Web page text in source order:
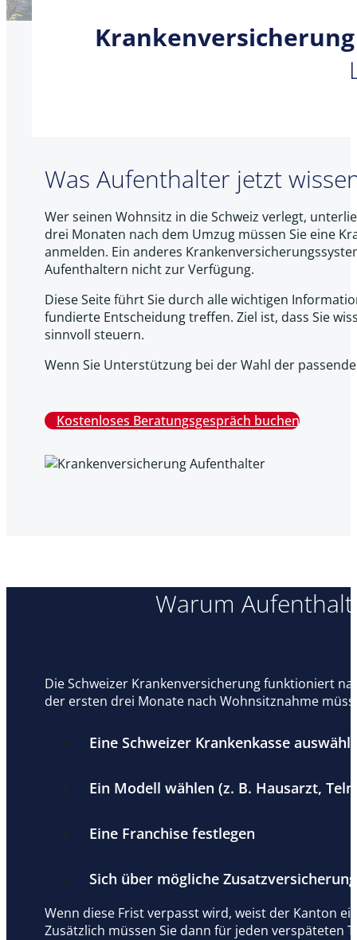
Was Aufenthalter jetzt
Wer seinen Wohnsitz in die Schweiz verlegt,
drei Monaten nach dem Umzug müssen Sie eine
anmelden. Ein anderes
Aufenthaltern nicht zur Verfügung.
Diese Seite führt Sie durch alle wichtigen
fundierte Entscheidung treffen. Ziel ist, dass Sie
sinnvoll steuern.
Wenn Sie Unterstützung bei der Wahl der
Kostenloses Beratungsgespräch buchen
Warum
Die Schweizer Krankenversicherung funktioniert
der ersten drei Monate nach Wohnsitznahme
Eine Schweizer Krankenkasse
Ein Modell wählen (z. B. Hausarzt,
Eine Franchise festlegen
Sich über mögliche
Wenn diese Frist verpasst wird, weist der Kanton
Zusätzlich müssen Sie dann für jeden verspäteten